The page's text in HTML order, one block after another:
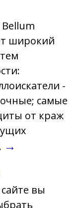
широкий
-
самые
от краж
→
вы